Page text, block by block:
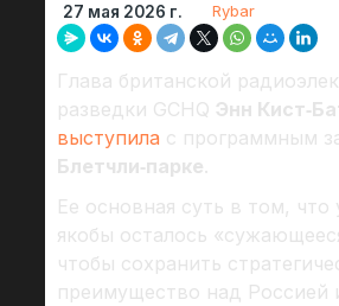
27 мая 2026 г. Rybar
Глава британской
разведки GCHQ Энн
выступила с программным
Блетчли‑парке.
Ее основная суть в том, что
якобы осталось
чтобы сохранить
преимущество над Россией